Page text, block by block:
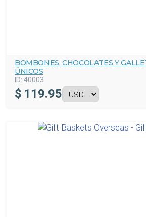
BOMBONES, CHOCOLATES Y
ÚNICOS
ID: 40003
$ 119.95